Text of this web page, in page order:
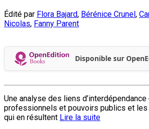
Édité par Flora Bajard, Bérénice Crunel,
Nicolas, Fanny Parent
Disponible sur
Une analyse des liens
professionnels et pouvoirs publics et
qui en résultent Lire la suite